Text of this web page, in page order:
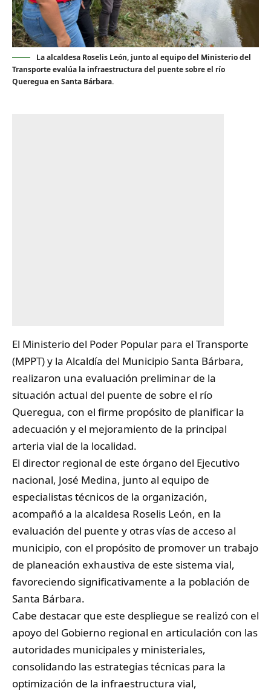
La alcaldesa Roselis León, junto al equipo del Ministerio del
Transporte evalúa la infraestructura del puente sobre el río
Queregua en Santa Bárbara.
El Ministerio del Poder Popular para el Transporte
(MPPT) y la Alcaldía del MunicipioSanta Bárbara,
realizaron una evaluación preliminar de la
situación actual del puente de sobre el río
Queregua, con el firme propósito de planificar la
adecuación y el mejoramiento de la principal
arteria vial de la localidad.
El director regional de este órgano del Ejecutivo
nacional, José Medina, junto al equipo de
especialistas técnicos de la organización,
acompañó a la alcaldesa Roselis León, en la
evaluación del puente y otras vías de acceso al
municipio, con el propósito de promover un trabajo
de planeación exhaustiva de este sistema vial,
favoreciendo significativamente a la población de
Santa Bárbara.
Cabe destacar que este despliegue se realizó con el
apoyo del Gobierno regional en articulación con las
autoridades municipales y ministeriales,
consolidando las estrategias técnicas para la
optimización de la infraestructura vial,